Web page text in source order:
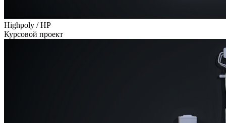
Highpoly / HP
Курсовой проект